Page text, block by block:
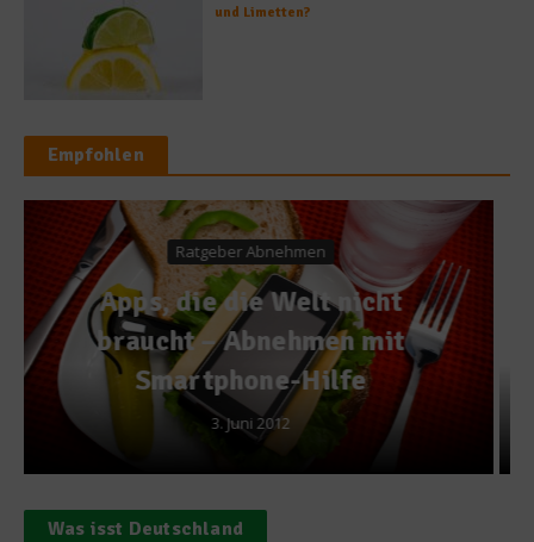
und Limetten?
Empfohlen
Kochen & Rezepte
Rezept: Regionales Wok
Gemüse mit Tofu
14. März 2013
Was isst Deutschland